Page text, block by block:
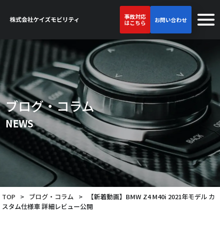
事故対応
はこちら
お問い合わせ
ブログ・コラム
NEWS
TOP > ブログ・コラム >
【新着動画】BMW Z4 M40i 2021年モデル カ
スタム仕様車 詳細レビュー公開